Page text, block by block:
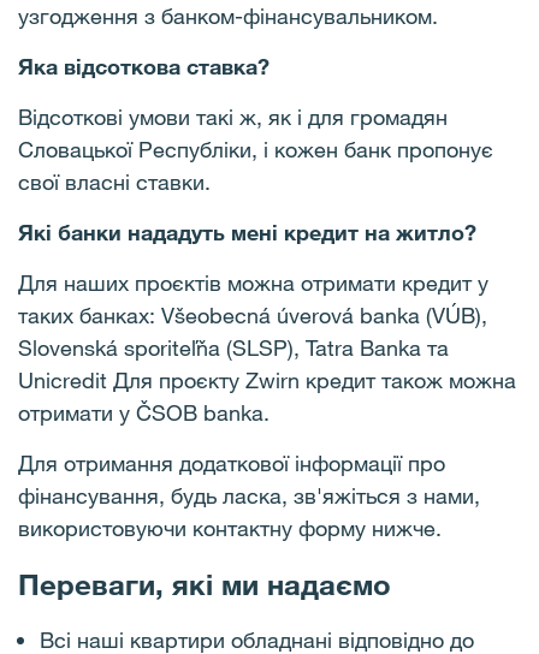
узгодження з банком-фінансувальником.
Яка відсоткова ставка?
Відсоткові умови такі ж, як і для громадян
Словацької Республіки, і кожен банк пропонує
свої власні ставки.
Які банки нададуть мені кредит на житло?
Для наших проєктів можна отримати кредит у
таких банках: Všeobecná úverová banka (VÚB),
Slovenská sporiteľňa (SLSP), Tatra Banka та
Unicredit Для проєкту Zwirn кредит також можна
отримати у ČSOB banka.
Для отримання додаткової інформації про
фінансування, будь ласка, зв'яжіться з нами,
використовуючи контактну форму нижче.
Переваги, які ми надаємо
Всі наші квартири обладнані відповідно до